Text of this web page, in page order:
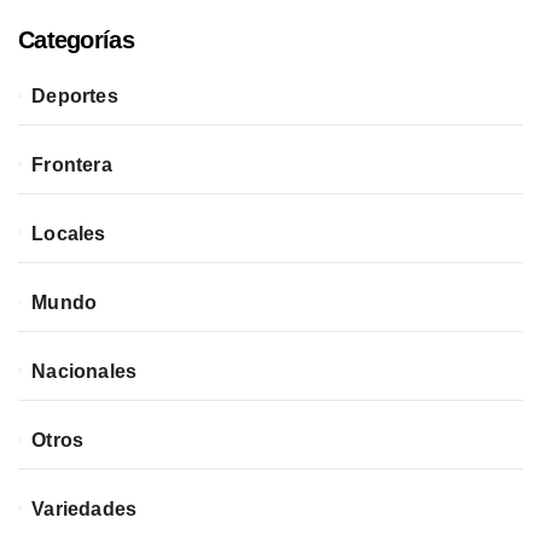
Categorías
Deportes
Frontera
Locales
Mundo
Nacionales
Otros
Variedades